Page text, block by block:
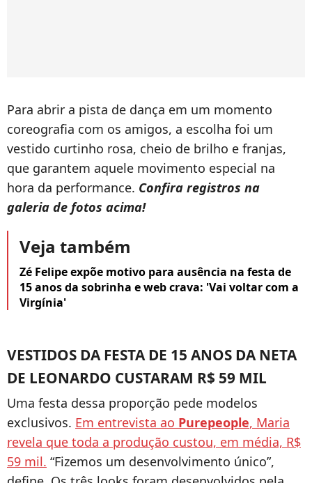
Para abrir a pista de dança em um momento
coreografia com os amigos, a escolha foi um
vestido curtinho rosa, cheio de brilho e franjas,
que garantem aquele movimento especial na
hora da performance. Confira registros na
galeria de fotos acima!
Veja também
Zé Felipe expõe motivo para ausência na festa de
15 anos da sobrinha e web crava: 'Vai voltar com a
Virgínia'
VESTIDOS DA FESTA DE 15 ANOS DA NETA
DE LEONARDO CUSTARAM R$ 59 MIL
Uma festa dessa proporção pede modelos
exclusivos. Em entrevista ao Purepeople, Maria
revela que toda a produção custou, em média, R$
59 mil. “Fizemos um desenvolvimento único”,